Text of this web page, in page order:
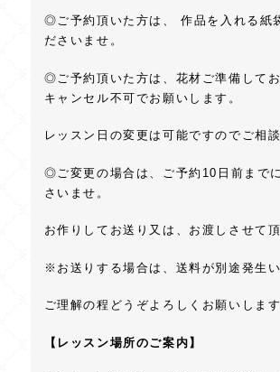
◎ご予約頂いた方は、 作品を入れる紙
ださいませ。
◎ご予約頂いた方は、花材ご準備してお
キャンセル不可でお願いします。
レッスン日の変更は可能ですのでご相
◎ご変更の場合は、ご予約10日前まで
さいませ。
お作りしてお送り又は、お渡しさせて
※お送りする場合は、送料が別途発生い
ご理解の程どうぞよろしくお願いします
【レッスン場所のご案内】